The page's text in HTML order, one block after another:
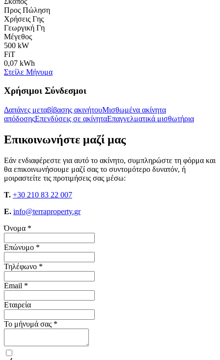
Προς Πώληση
Χρήσεις Γης
Γεωργική Γη
Μέγεθος
500 kW
FiT
0,07 kWh
Στείλε Μήνυμα
Χρήσιμοι Σύνδεσμοι
Δαπάνες μεταβίβασης ακινήτουΜισθωμένα ακίνητα
απόδοσηςΕπενδύσεις σε ακίνηταΕπαγγελματικά μισθωτήρια
Επικοινωνήστε μαζί μας
Εάν ενδιαφέρεστε για αυτό το ακίνητο, συμπληρώστε τη φόρμα και
θα επικοινωνήσουμε μαζί σας το συντομότερο δυνατόν, ή
μοιραστείτε τις προτιμήσεις σας μέσω:
T. +30 210 83 22 007
E. info@terraproperty.gr
Όνομα *
Επώνυμο *
Τηλέφωνο *
Email *
Εταιρεία
Το μήνυμά σας *